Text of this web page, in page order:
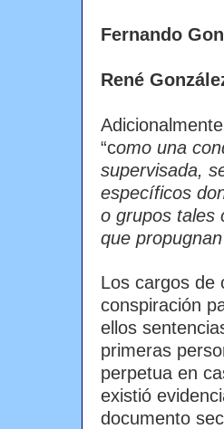
Fernando
René
“como una
supervisada,
específicos
o grupos tales
que
Los cargos de
conspiración
ellos
primeras
perpetua en
existió
documento